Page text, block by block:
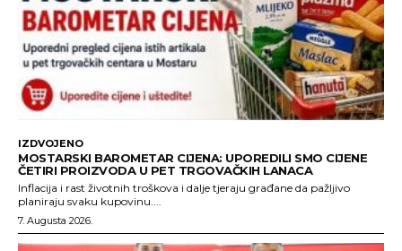
IZDVOJENO
MOSTARSKI BAROMETAR CIJENA: UPOREDILI SMO CIJENE
ČETIRI PROIZVODA U PET TRGOVAČKIH LANACA
Inflacija i rast životnih troškova i dalje tjeraju građane da pažljivo
planiraju svaku kupovinu....
7. Augusta 2026.